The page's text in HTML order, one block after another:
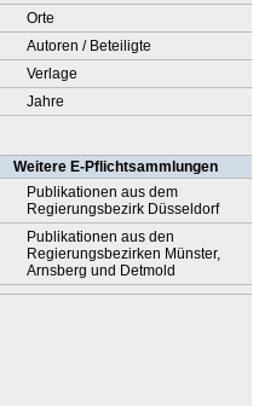
Orte
Autoren / Beteiligte
Verlage
Jahre
Weitere E-Pflichtsammlungen
Publikationen aus dem
Regierungsbezirk Düsseldorf
Publikationen aus den
Regierungsbezirken Münster,
Arnsberg und Detmold